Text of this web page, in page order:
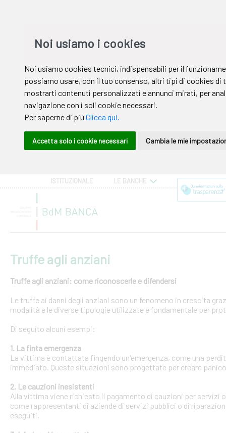
ISTITUZIONALE LE BANCHE
Truffe agli anziani
Truffe agli anziani: come riconoscerle e difendersi
Le truffe ai danni degli anziani sono un fenomeno in crescita
modalità e le diverse tipologie utilizzate è fondamentale per
Di seguito alcuni esempi:
1. La finta emergenza
La vittima è contattata fingendo un'emergenza, come una
immediato. Queste situazioni sono progettate per creare
2. Le cauzioni inesistenti
Alla vittima viene richiesto il pagamento di cauzioni per
come rappresentanti di aziende di servizi pubblici o di
eseguiti.